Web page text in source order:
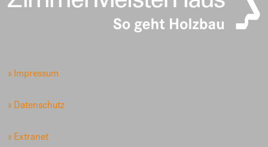
» Impressum
» Datenschutz
» Extranet